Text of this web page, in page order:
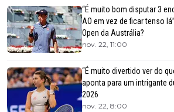
“É muito bom disputar 3
AO em vez de ficar tenso
Open da Austrália?
nov. 22, 11:00
“É muito divertido ver do
aponta para um intrigante
2026
nov. 22, 8:00